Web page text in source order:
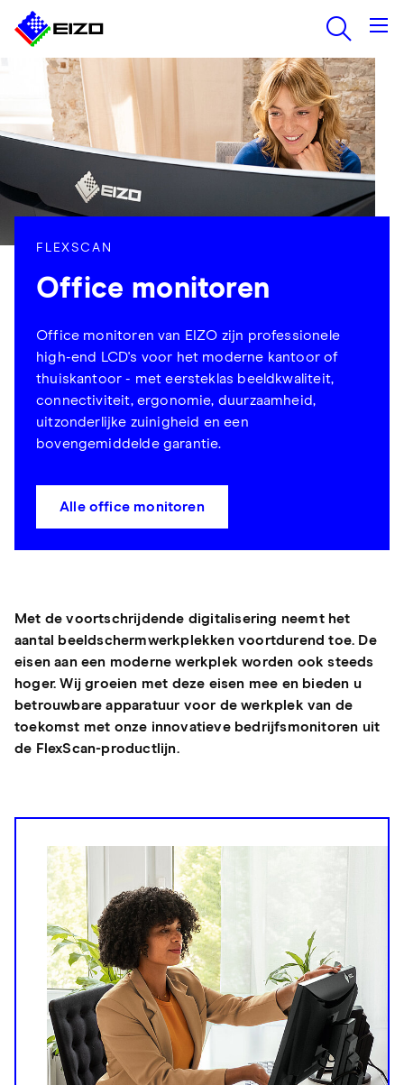
FLEXSCAN
Office monitoren
Office monitoren van EIZO zijn professionele
high-end LCD's voor het moderne kantoor of
thuiskantoor - met eersteklas beeldkwaliteit,
connectiviteit, ergonomie, duurzaamheid,
uitzonderlijke zuinigheid en een
bovengemiddelde garantie.
Alle office monitoren
Met de voortschrijdende digitalisering neemt het
aantal beeldschermwerkplekken voortdurend toe. De
eisen aan een moderne werkplek worden ook steeds
hoger. Wij groeien met deze eisen mee en bieden u
betrouwbare apparatuur voor de werkplek van de
toekomst met onze innovatieve bedrijfsmonitoren uit
de FlexScan-productlijn.